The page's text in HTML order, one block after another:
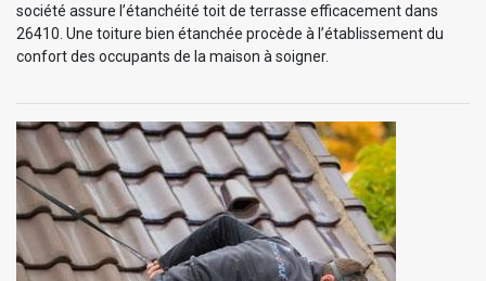
société assure l’étanchéité toit de terrasse efficacement dans
26410. Une toiture bien étanchée procède à l’établissement du
confort des occupants de la maison à soigner.